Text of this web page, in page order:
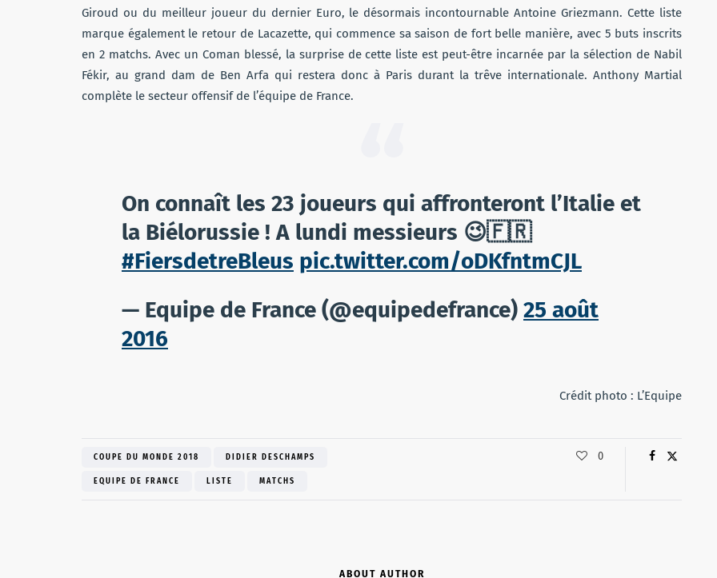
Giroud ou du meilleur joueur du dernier Euro, le désormais incontournable Antoine Griezmann. Cette liste
marque également le retour de Lacazette, qui commence sa saison de fort belle manière, avec 5 buts inscrits
en 2 matchs. Avec un Coman blessé, la surprise de cette liste est peut-être incarnée par la sélection de Nabil
Fékir, au grand dam de Ben Arfa qui restera donc à Paris durant la trêve internationale. Anthony Martial
complète le secteur offensif de l’équipe de France.
On connaît les 23 joueurs qui affronteront l’Italie et
la Biélorussie ! A lundi messieurs 😉🇫🇷
#FiersdetreBleus pic.twitter.com/oDKfntmCJL
— Equipe de France (@equipedefrance) 25 août
2016
Crédit photo : L’Equipe
COUPE DU MONDE 2018 DIDIER DESCHAMPS
EQUIPE DE FRANCE LISTE MATCHS
0
ABOUT AUTHOR